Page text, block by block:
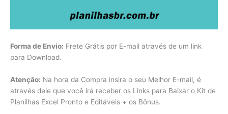
Forma de Envio: Frete Grátis por E-mail através de um link
para Download.
Atenção: Na hora da Compra insira o seu Melhor E-mail, é
através dele que você irá receber os Links para Baixar o Kit de
Planilhas Excel Pronto e Editáveis + os Bônus.